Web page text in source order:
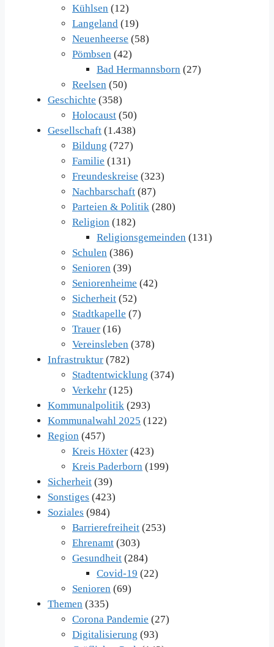
Kühlsen (12)
Langeland (19)
Neuenheerse (58)
Pömbsen (42)
Bad Hermannsborn (27)
Reelsen (50)
Geschichte (358)
Holocaust (50)
Gesellschaft (1.438)
Bildung (727)
Familie (131)
Freundeskreise (323)
Nachbarschaft (87)
Parteien & Politik (280)
Religion (182)
Religionsgemeinden (131)
Schulen (386)
Senioren (39)
Seniorenheime (42)
Sicherheit (52)
Stadtkapelle (7)
Trauer (16)
Vereinsleben (378)
Infrastruktur (782)
Stadtentwicklung (374)
Verkehr (125)
Kommunalpolitik (293)
Kommunalwahl 2025 (122)
Region (457)
Kreis Höxter (423)
Kreis Paderborn (199)
Sicherheit (39)
Sonstiges (423)
Soziales (984)
Barrierefreiheit (253)
Ehrenamt (303)
Gesundheit (284)
Covid-19 (22)
Senioren (69)
Themen (335)
Corona Pandemie (27)
Digitalisierung (93)